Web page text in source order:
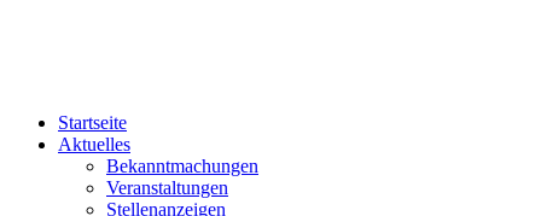
Startseite
Aktuelles
Bekanntmachungen
Veranstaltungen
Stellenanzeigen